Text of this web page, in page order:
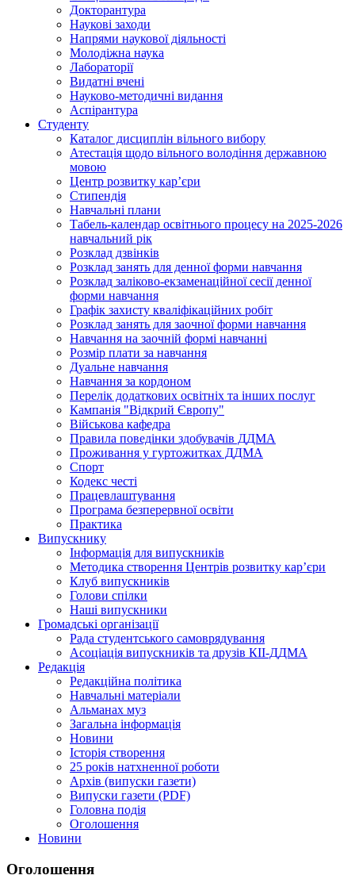
Докторантура
Наукові заходи
Напрями наукової діяльності
Молодіжна наука
Лабораторії
Видатні вчені
Науково-методичні видання
Аспірантура
Студенту
Каталог дисциплін вільного вибору
Атестація щодо вільного володіння державною
мовою
Центр розвитку кар’єри
Стипендія
Навчальні плани
Табель-календар освітнього процесу на 2025-2026
навчальний рік
Розклад дзвінків
Розклад занять для денної форми навчання
Розклад заліково-екзаменаційної сесії денної
форми навчання
Графік захисту кваліфікаційних робіт
Розклад занять для заочної форми навчання
Навчання на заочній формі навчанні
Розмір плати за навчання
Дуальне навчання
Навчання за кордоном
Перелік додаткових освітніх та інших послуг
Кампанія "Відкрий Європу"
Військова кафедра
Правила поведінки здобувачів ДДМА
Проживання у гуртожитках ДДМА
Спорт
Кодекс честі
Працевлаштування
Програма безперервної освіти
Практика
Випускнику
Інформація для випускників
Методика створення Центрів розвитку кар’єри
Клуб випускників
Голови спілки
Наші випускники
Громадські організації
Рада студентського самоврядування
Асоціація випускників та друзів КІІ-ДДМА
Редакція
Редакційна політика
Навчальні матеріали
Альманах муз
Загальна інформація
Новини
Історія створення
25 років натхненної роботи
Архів (випуски газети)
Випуски газети (PDF)
Головна подія
Оголошення
Новини
Оголошення